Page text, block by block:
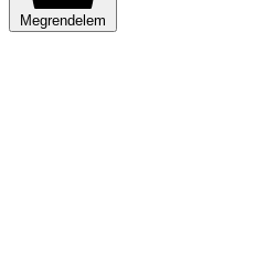
Megrendelem